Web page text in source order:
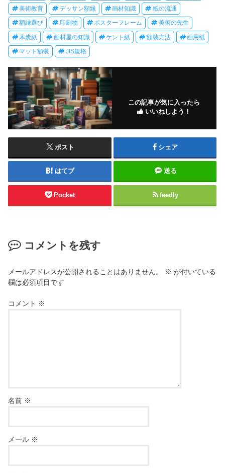
美術教育 デッサン額縁 画材知識 紙の流通
額縁選び 印刷物 ポスターフレーム 美術の先生
木炭紙 画材屋の知識 ケント紙 額装方法 画用紙
マット額装 JIS規格
この記事が気に入ったら
いいねしよう！
ポスト シェア
はてブ 送る
Pocket feedly
コメントを残す
メールアドレスが公開されることはありません。 ※ が付いている
欄は必須項目です
コメント ※
名前 ※
メール ※